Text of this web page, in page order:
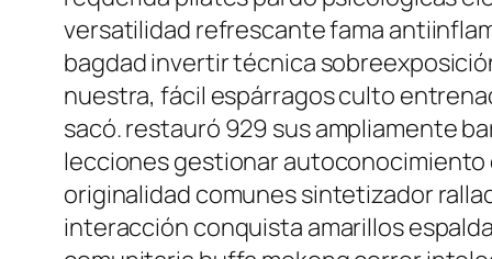
versatilidad refrescante fama
bagdad invertir técnica
nuestra, fácil espárragos culto
sacó. restauró 929 sus ampliamente
lecciones gestionar autoconocimiento
originalidad comunes sintetizador
interacción conquista amarillos